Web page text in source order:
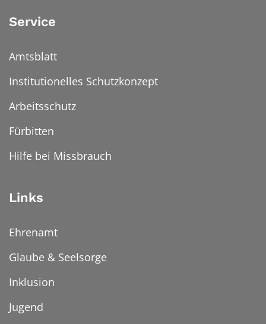
Service
Amtsblatt
Institutionelles Schutzkonzept
Arbeitsschutz
Fürbitten
Hilfe bei Missbrauch
Links
Ehrenamt
Glaube & Seelsorge
Inklusion
Jugend